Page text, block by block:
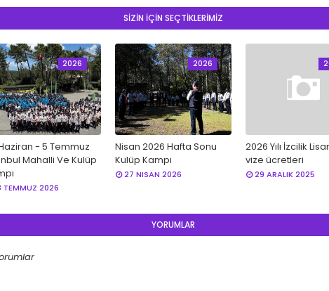
SİZİN İÇİN SEÇTİKLERİMİZ
2026
- 5 Temmuz
Mahalli Ve Kulüp
TEMMUZ 2026
2026
Nisan 2026 Hafta Sonu
Kulüp Kampı
27 NISAN 2026
2026 Yılı İzcilik
vize ücretleri
29 ARALIK 2025
YORUMLAR